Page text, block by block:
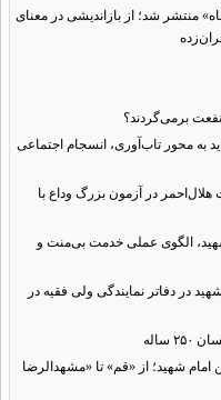
منتشر شد؛ از بازاندیشی در معنای
برمی‌گردند؟
به محور تاب‌آوری، انسجام اجتماعی
در آزمون بزرگ وداع با
الگوی عملی خدمت بی‌منت و
رهبر شهید در دفاتر نمایندگی ولی فقیه در
شهید؛ از «قم» تا «مشهدالرضا